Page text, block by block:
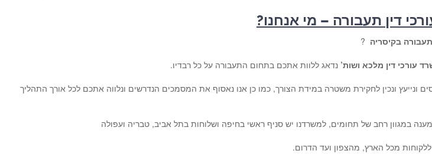
דין תעבורה – מי אנחנו?
תעבורה בקיסריה ?
עורכי דין מלכא ושות’ נדאג ללוות אתכם בתחום התעבורה על כל רבדיו.
ונייעץ ונכין לחקירת משטרה במידת הצורך, כמו כן אנו נאסוף את המסמכים הנדרשים ונלווה אתכם לכל אורך התהליך
מענה במגוון רחב של תחומים, למשרדנו יש סניף ראשי בחיפה ושלוחות בתל אביב, טבריה ועפולה
ללקוחות מכל הארץ, מהצפון ועד הדרום.